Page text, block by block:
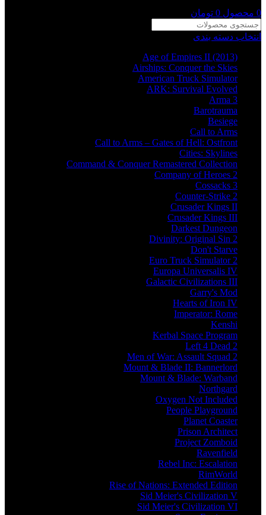
0 محصول 0 تومان
انتخاب دسته بندی
Age of Empires II (2013)
Airships: Conquer the Skies
American Truck Simulator
ARK: Survival Evolved
Arma 3
Barotrauma
Besiege
Call to Arms
Call to Arms – Gates of Hell: Ostfront
Cities: Skylines
Command & Conquer Remastered Collection
Company of Heroes 2
Cossacks 3
Counter-Strike 2
Crusader Kings II
Crusader Kings III
Darkest Dungeon
Divinity: Original Sin 2
Don't Starve
Euro Truck Simulator 2
Europa Universalis IV
Galactic Civilizations III
Garry's Mod
Hearts of Iron IV
Imperator: Rome
Kenshi
Kerbal Space Program
Left 4 Dead 2
Men of War: Assault Squad 2
Mount & Blade II: Bannerlord
Mount & Blade: Warband
Northgard
Oxygen Not Included
People Playground
Planet Coaster
Prison Architect
Project Zomboid
Ravenfield
Rebel Inc: Escalation
RimWorld
Rise of Nations: Extended Edition
Sid Meier's Civilization V
Sid Meier's Civilization VI